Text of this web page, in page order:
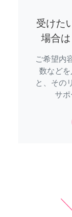
受けた
場合
ご希望内
数など
と、その
サポ